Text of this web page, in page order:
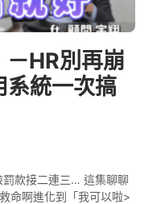
－HR別再崩
系統一次搞
款接二連三… 這集聊聊
命啊進化到「我可以啦>